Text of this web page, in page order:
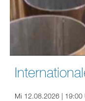
Mi 12.08.2026 | 19:00